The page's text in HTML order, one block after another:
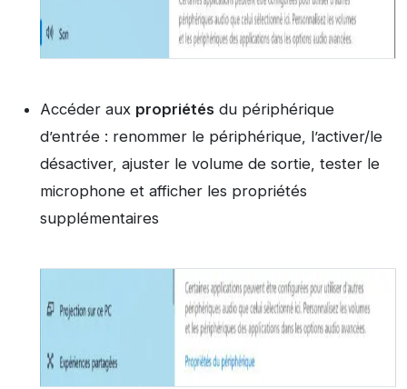
Accéder aux propriétés du périphérique
d’entrée : renommer le périphérique, l’activer/le
désactiver, ajuster le volume de sortie, tester le
microphone et afficher les propriétés
supplémentaires